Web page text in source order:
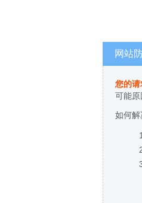
网站
您的请
可能
如何解